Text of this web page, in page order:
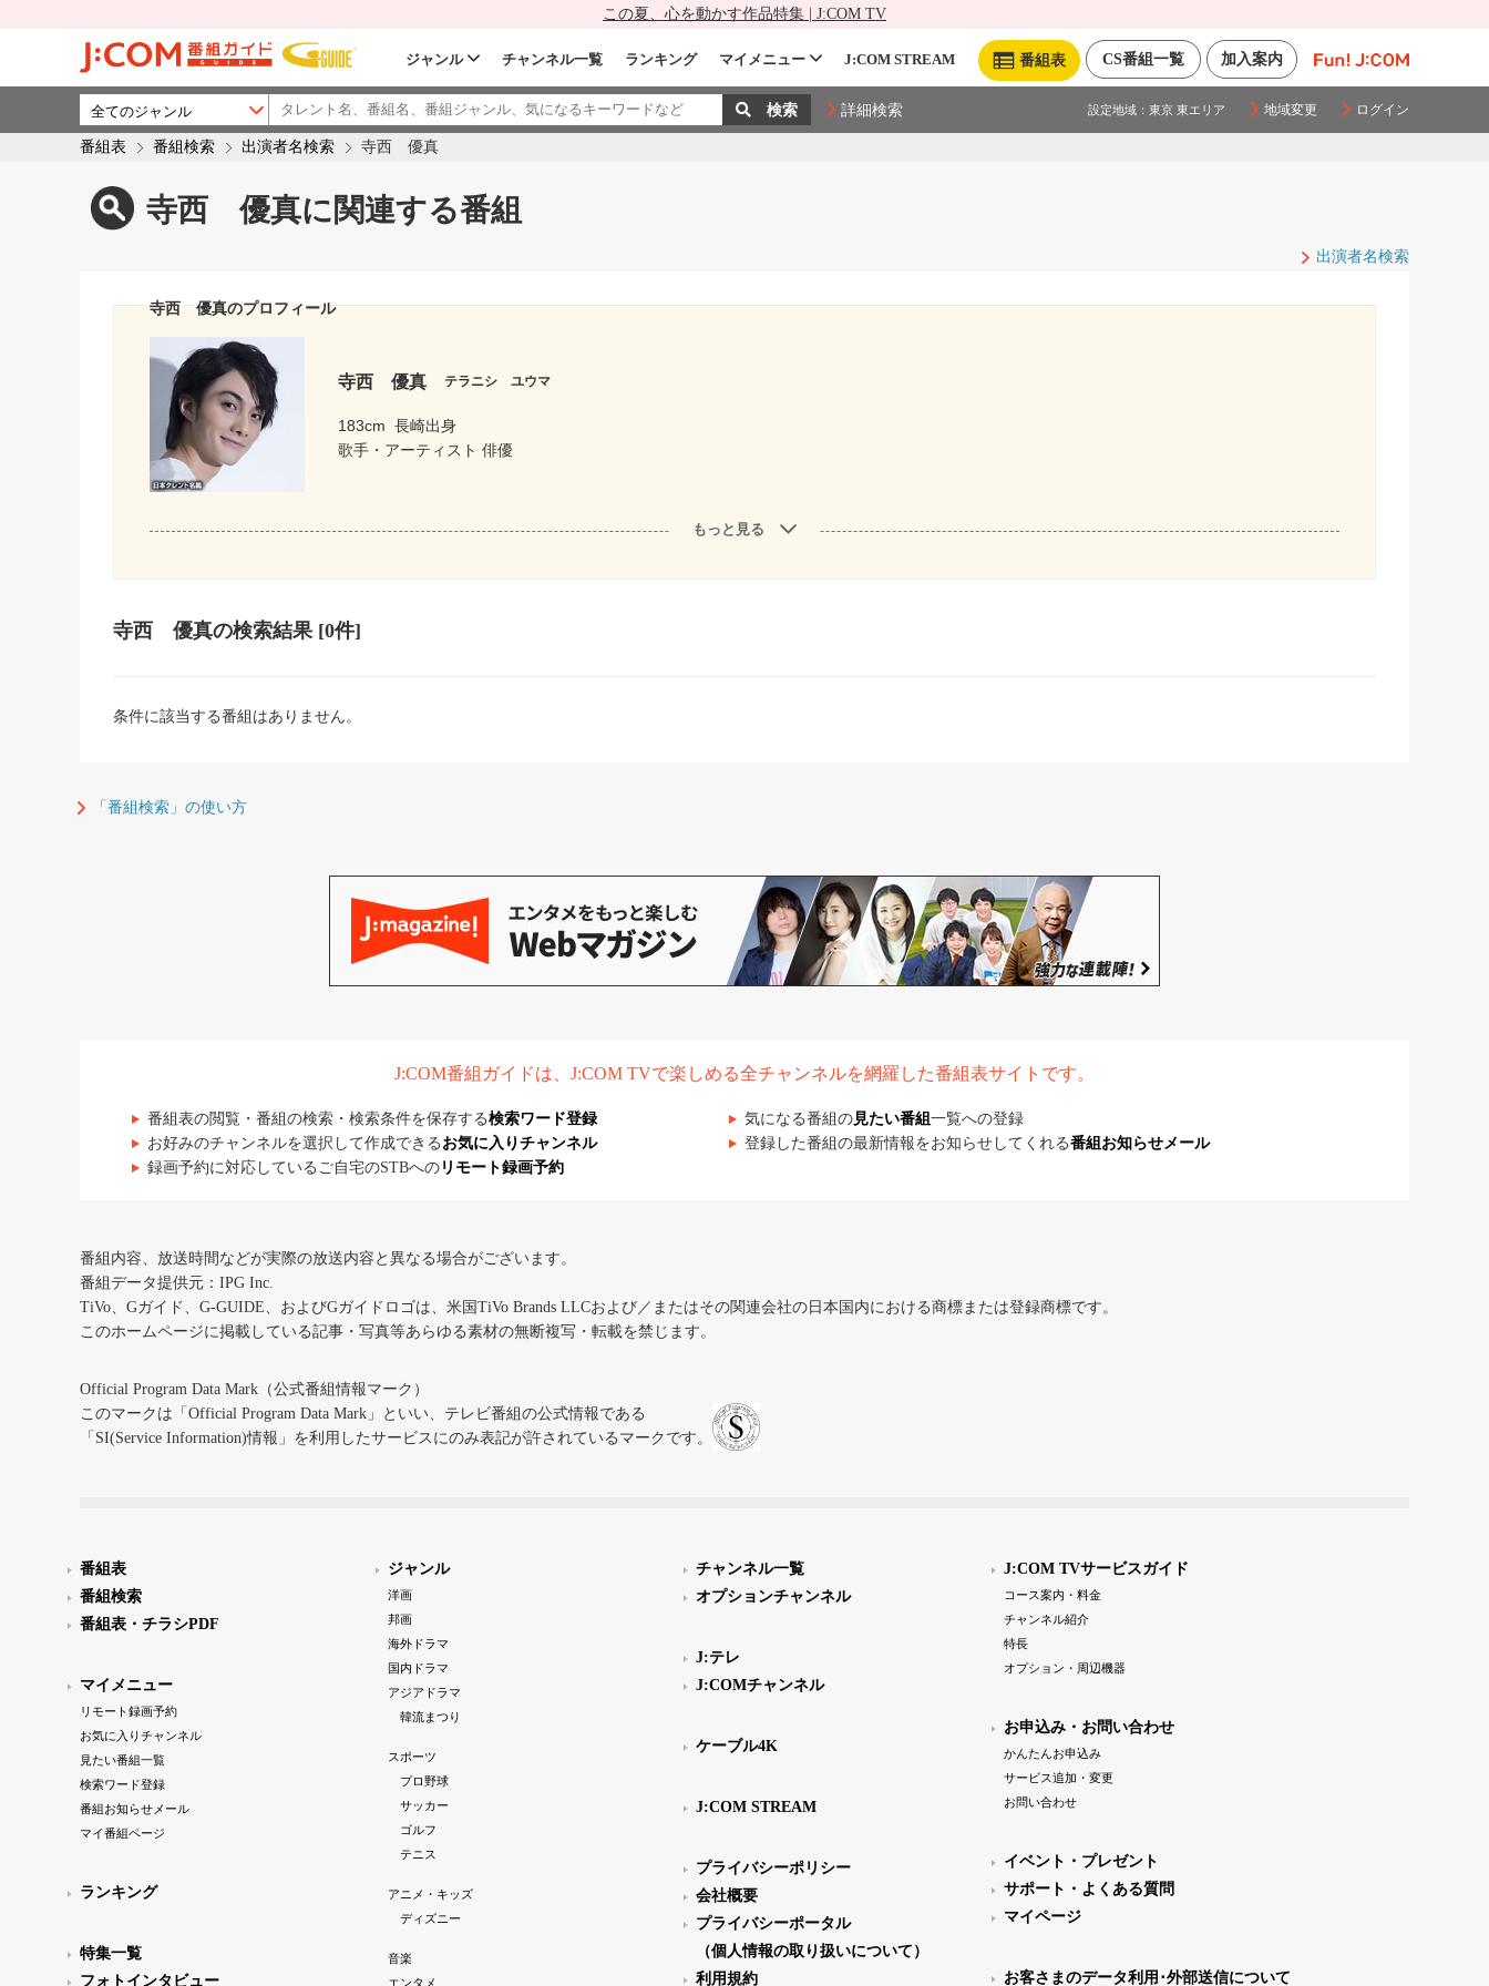
この夏、心を動かす作品特集 | J:COM TV
加入案内
CS番組一覧
番組表
ジャンル チャンネル一覧 ランキング マイメニュー J:COM STREAM
詳細検索 設定地域： 東京 東エリア 地域変更 ログイン
番組表 番組検索 出演者名検索 寺西 優真
寺西 優真に関連する番組
出演者名検索
寺西 優真のプロフィール
寺西 優真 テラニシ ユウマ
183cm 長崎出身
歌手・アーティスト 俳優
もっと見る
寺西 優真の検索結果 [0件]
条件に該当する番組はありません。
「番組検索」の使い方
J:COM番組ガイドは、J:COM TVで楽しめる全チャンネルを網羅した番組表サイトです。
番組表の閲覧・番組の検索・検索条件を保存する検索ワード登録 気になる番組の見たい番組 一覧への登録
お好みのチャンネルを選択して作成できる お気に入りチャンネル 登録した番組の最新情報をお知らせしてくれる番組お知らせメール
録画予約に対応しているご自宅のSTBへの リモート録画予約
番組内容、放送時間などが実際の放送内容と異なる場合がございます。
番組データ提供元：IPG Inc.
TiVo、Gガイド、G-GUIDE、およびGガイドロゴは、米国TiVo Brands LLCおよび／またはその関連会社の日本国内における商標または登録商標です。
このホームページに掲載している記事・写真等あらゆる素材の無断複写・転載を禁じます。
Official Program Data Mark（公式番組情報マーク）
このマークは「Official Program Data Mark」といい、テレビ番組の公式情報である
「SI(Service Information)情報」を利用したサービスにのみ表記が許されているマークです。
番組表
番組検索
番組表・チラシPDF
マイメニュー
リモート録画予約
お気に入りチャンネル
見たい番組一覧
検索ワード登録
番組お知らせメール
マイ番組ページ
ランキング
特集一覧
フォトインタビュー
ジャンル
洋画
邦画
海外ドラマ
国内ドラマ
アジアドラマ
韓流まつり
スポーツ
プロ野球
サッカー
ゴルフ
テニス
アニメ・キッズ
ディズニー
音楽
エンタメ
チャンネル一覧
オプションチャンネル
J:テレ
J:COMチャンネル
ケーブル4K
J:COM STREAM
プライバシーポリシー
会社概要
プライバシーポータル
（個人情報の取り扱いについて）
利用規約
J:COM TVサービスガイド
コース案内・料金
チャンネル紹介
特長
オプション・周辺機器
お申込み・お問い合わせ
かんたんお申込み
サービス追加・変更
お問い合わせ
イベント・プレゼント
サポート・よくある質問
マイページ
お客さまのデータ利用･外部送信について